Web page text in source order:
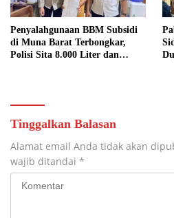
Penyalahgunaan BBM Subsidi
di Muna Barat Terbongkar,
Polisi Sita 8.000 Liter dan
Tinggalkan Balasan
Alamat email Anda tidak akan
wajib ditandai *